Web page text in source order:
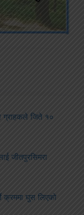
ग्राहकले जिते १०
जीतपुरसिमरा
क्रममा घुस लिएको